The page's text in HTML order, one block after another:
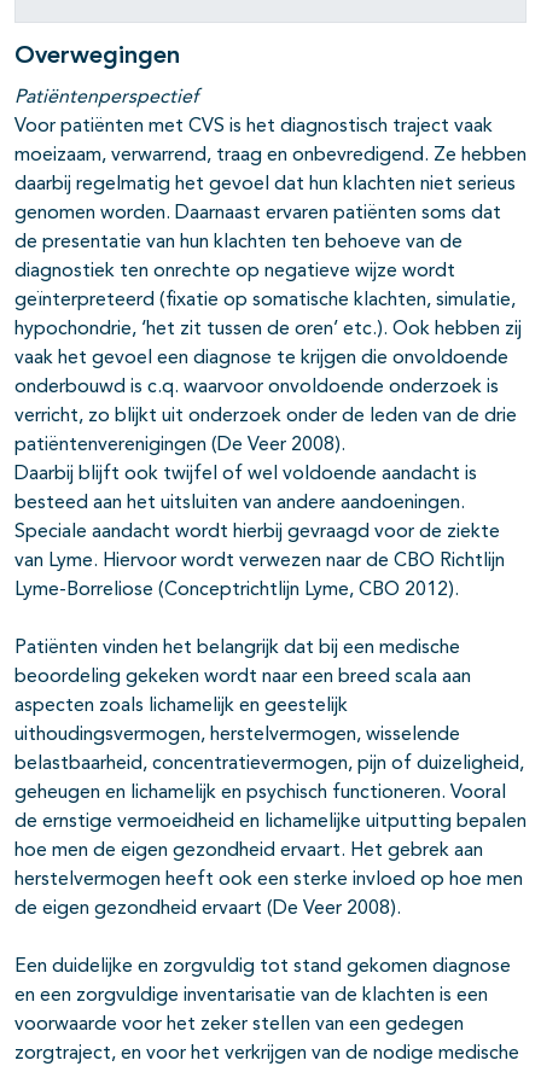
Overwegingen
Patiëntenperspectief
Voor patiënten met CVS is het diagnostisch traject vaak
moeizaam, verwarrend, traag en onbevredigend. Ze hebben
daarbij regelmatig het gevoel dat hun klachten niet serieus
genomen worden. Daarnaast ervaren patiënten soms dat
de presentatie van hun klachten ten behoeve van de
diagnostiek ten onrechte op negatieve wijze wordt
geïnterpreteerd (fixatie op somatische klachten, simulatie,
hypochondrie, ‘het zit tussen de oren’ etc.). Ook hebben zij
vaak het gevoel een diagnose te krijgen die onvoldoende
onderbouwd is c.q. waarvoor onvoldoende onderzoek is
verricht, zo blijkt uit onderzoek onder de leden van de drie
patiëntenverenigingen (De Veer 2008).
Daarbij blijft ook twijfel of wel voldoende aandacht is
besteed aan het uitsluiten van andere aandoeningen.
Speciale aandacht wordt hierbij gevraagd voor de ziekte
van Lyme. Hiervoor wordt verwezen naar de CBO Richtlijn
Lyme-Borreliose (Conceptrichtlijn Lyme, CBO 2012).
Patiënten vinden het belangrijk dat bij een medische
beoordeling gekeken wordt naar een breed scala aan
aspecten zoals lichamelijk en geestelijk
uithoudingsvermogen, herstelvermogen, wisselende
belastbaarheid, concentratievermogen, pijn of duizeligheid,
geheugen en lichamelijk en psychisch functioneren. Vooral
de ernstige vermoeidheid en lichamelijke uitputting bepalen
hoe men de eigen gezondheid ervaart. Het gebrek aan
herstelvermogen heeft ook een sterke invloed op hoe men
de eigen gezondheid ervaart (De Veer 2008).
Een duidelijke en zorgvuldig tot stand gekomen diagnose
en een zorgvuldige inventarisatie van de klachten is een
voorwaarde voor het zeker stellen van een gedegen
zorgtraject, en voor het verkrijgen van de nodige medische